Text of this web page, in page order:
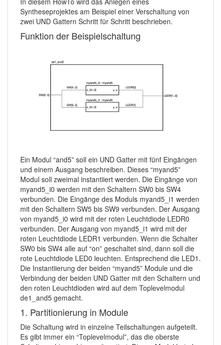
Syntheseprojektes am Beispiel einer Verschaltung von
zwei UND Gattern Schritt für Schritt beschrieben.
Funktion der Beispielschaltung
Ein Modul “and5” soll ein UND Gatter mit fünf Eingängen
und einem Ausgang beschreiben. Dieses “myand5”
Modul soll zweimal instantiiert werden. Die Eingänge von
myand5_i0 werden mit den Schaltern SW0 bis SW4
verbunden. Die Eingänge des Moduls myand5_i1 werden
mit den Schaltern SW5 bis SW9 verbunden. Der Ausgang
von myand5_i0 wird mit der roten Leuchtdiode LEDR0
verbunden. Der Ausgang von myand5_i1 wird mit der
roten Leuchtdiode LEDR1 verbunden. Wenn die Schalter
SW0 bis SW4 alle auf “on” geschaltet sind, dann soll die
rote Leuchtdiode LED0 leuchten. Entsprechend die LED1.
Die Instantiierung der beiden “myand5” Module und die
Verbindung der beiden UND Gatter mit den Schaltern und
den roten Leuchtdioden wird auf dem Toplevelmodul
de1_and5 gemacht.
1. Partitionierung in Module
Die Schaltung wird in einzelne Teilschaltungen aufgeteilt.
Es gibt immer ein “Toplevelmodul”, das die oberste